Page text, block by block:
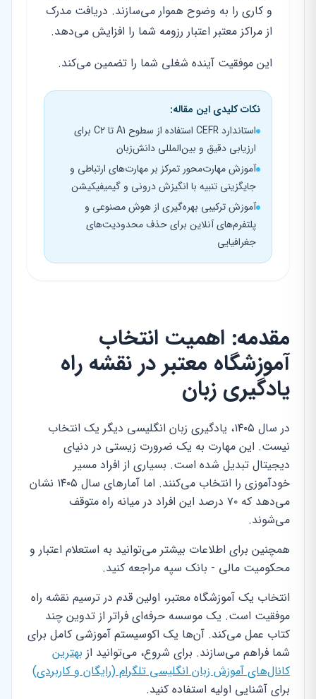
و کاری را به وضوح هموار می‌سازند. دریافت مدرک
از مراکز معتبر اعتبار رزومه شما را افزایش می‌دهد.
این موفقیت آینده شغلی شما را تضمین می‌کند.
نکات کلیدی این مقاله:
استاندارد CEFR استفاده از سطوح A1 تا C2 برای
ارزیابی دقیق و بین‌المللی دانش‌زبان
آموزش مهارت‌محور تمرکز بر مهارت‌های ارتباطی و
جایگزینی تنبیه با انگیزش درونی و گیمیفیکیشن
آموزش ترکیبی بهره‌گیری از هوش مصنوعی و
پلتفرم‌های آنلاین برای حذف محدودیت‌های
جغرافیایی
مقدمه: اهمیت انتخاب
آموزشگاه معتبر در نقشه راه
یادگیری زبان
در سال ۱۴۰۵، یادگیری زبان انگلیسی دیگر یک انتخاب
نیست. این مهارت به یک ضرورت زیستی در دنیای
دیجیتال تبدیل شده است. بسیاری از افراد مسیر
خودآموزی را انتخاب می‌کنند. اما آمارهای سال ۱۴۰۵ نشان
می‌دهد که ۷۰ درصد این افراد در میانه راه متوقف
می‌شوند.
همچنین برای اطلاعات بیشتر می‌توانید به استعلام اعتبار و
محکومیت مالی - بانک سپه مراجعه کنید.
انتخاب یک آموزشگاه معتبر، اولین قدم در ترسیم نقشه راه
موفقیت است. یک موسسه حرفه‌ای فراتر از تدوین چند
کتاب عمل می‌کند. آن‌ها یک اکوسیستم آموزشی کامل برای
شما فراهم می‌سازند. برای شروع، می‌توانید از بهترین
کانال‌های آموزش زبان انگلیسی تلگرام (رایگان و کاربردی)
برای آشنایی اولیه استفاده کنید.